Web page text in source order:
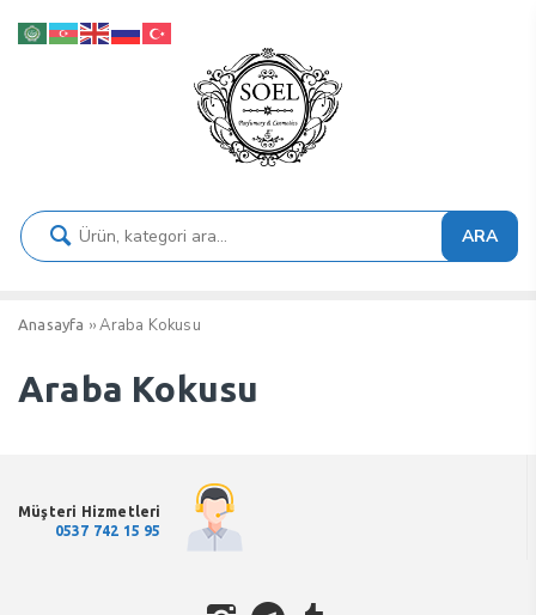
ARA
Anasayfa ››Araba Kokusu
Araba Kokusu
Müşteri Hizmetleri
0537 742 15 95